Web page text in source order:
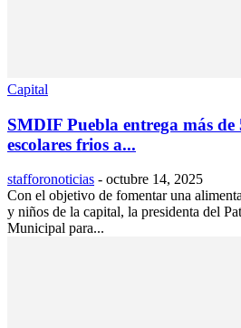
Capital
SMDIF Puebla entrega más de
escolares frios a...
stafforonoticias - octubre 14, 2025
Con el objetivo de fomentar una
y niños de la capital, la presidenta del
Municipal para...